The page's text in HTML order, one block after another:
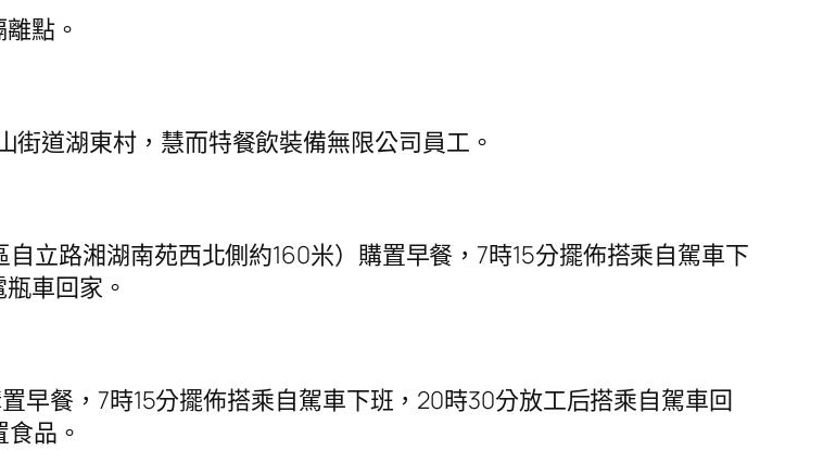
點。
街道湖東村，慧而特餐飲裝備無限公司員工。
路湘湖南苑西北側約160米）購置早餐，7時15分擺佈搭乘自駕車下
車回家。
餐，7時15分擺佈搭乘自駕車下班，20時30分放工后搭乘自駕車回
品。